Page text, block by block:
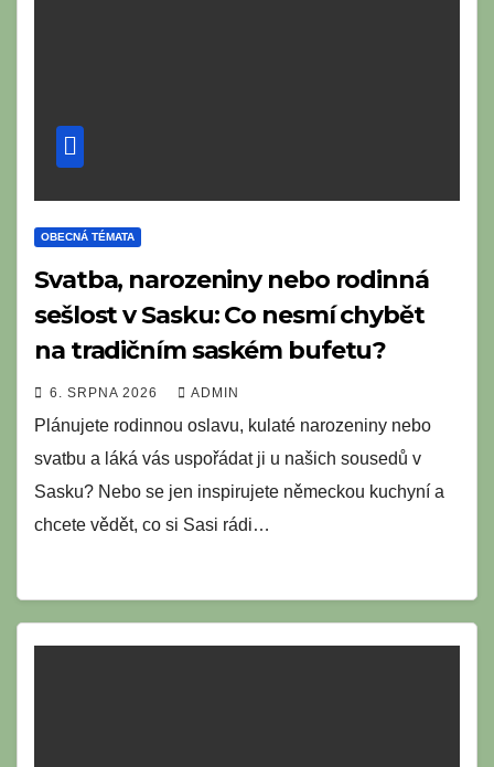
OBECNÁ TÉMATA
Svatba, narozeniny nebo rodinná
sešlost v Sasku: Co nesmí chybět
na tradičním saském bufetu?
6. SRPNA 2026 ADMIN
Plánujete rodinnou oslavu, kulaté narozeniny nebo
svatbu a láká vás uspořádat ji u našich sousedů v
Sasku? Nebo se jen inspirujete německou kuchyní a
chcete vědět, co si Sasi rádi…